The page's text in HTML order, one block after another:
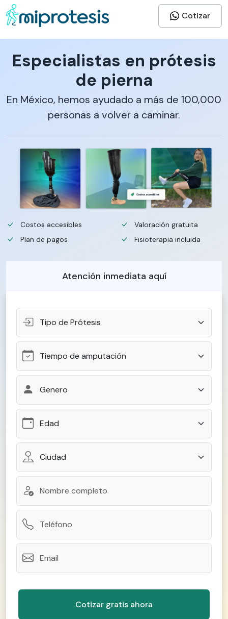
Cotizar
Especialistas en prótesis
de pierna
En México, hemos ayudado a más de 100,000
personas a volver a caminar.
Costos accesibles
Plan de pagos
Valoración gratuita
Fisioterapia incluida
Atención inmediata aquí